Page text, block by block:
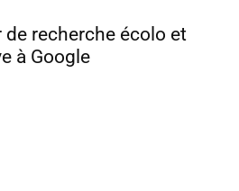
de recherche écolo et
à Google